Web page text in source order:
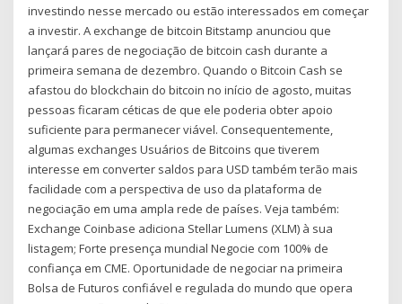
investindo nesse mercado ou estão interessados em começar
a investir. A exchange de bitcoin Bitstamp anunciou que
lançará pares de negociação de bitcoin cash durante a
primeira semana de dezembro. Quando o Bitcoin Cash se
afastou do blockchain do bitcoin no início de agosto, muitas
pessoas ficaram céticas de que ele poderia obter apoio
suficiente para permanecer viável. Consequentemente,
algumas exchanges Usuários de Bitcoins que tiverem
interesse em converter saldos para USD também terão mais
facilidade com a perspectiva de uso da plataforma de
negociação em uma ampla rede de países. Veja também:
Exchange Coinbase adiciona Stellar Lumens (XLM) à sua
listagem; Forte presença mundial Negocie com 100% de
confiança em CME. Oportunidade de negociar na primeira
Bolsa de Futuros confiável e regulada do mundo que opera